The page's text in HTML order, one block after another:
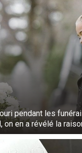
pendant les
on en a révélé la